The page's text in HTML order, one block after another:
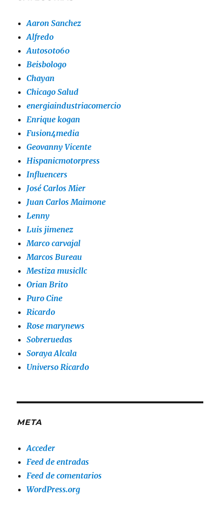
Aaron Sanchez
Alfredo
Autos0to60
Beisbologo
Chayan
Chicago Salud
energiaindustriacomercio
Enrique kogan
Fusion4media
Geovanny Vicente
Hispanicmotorpress
Influencers
José Carlos Mier
Juan Carlos Maimone
Lenny
Luis jimenez
Marco carvajal
Marcos Bureau
Mestiza musicllc
Orian Brito
Puro Cine
Ricardo
Rose marynews
Sobreruedas
Soraya Alcala
Universo Ricardo
META
Acceder
Feed de entradas
Feed de comentarios
WordPress.org